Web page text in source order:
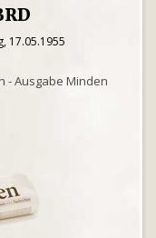
17.05.1955
- Ausgabe Minden